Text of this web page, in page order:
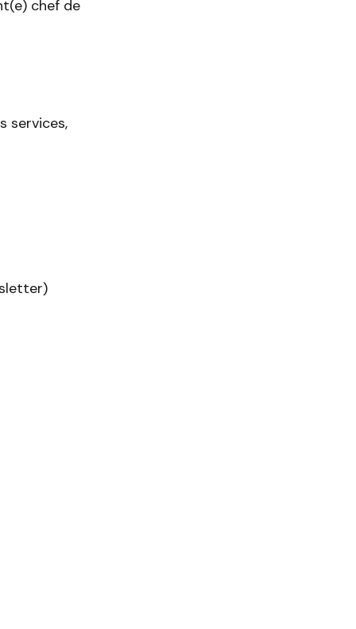
chef de
services,